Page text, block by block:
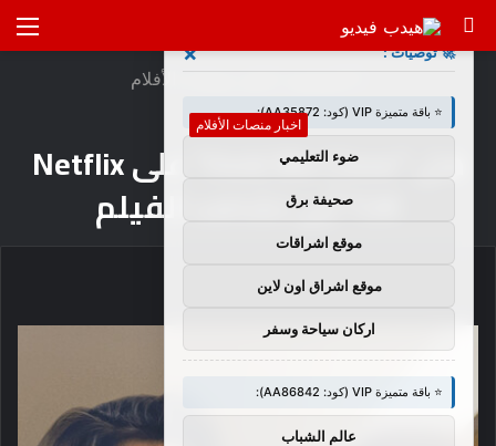
بحث
عن
الرئيسية/اخبار منصات الأفلام
اخبار منصات الأفلام
هل “Hold Me Close” على Netflix
🚀 توصيات : ×
⭐ باقة متميزة VIP (كود: AA35872):
ضوء التعليمي
صحيفة برق
موقع اشراقات
موقع اشراق اون لاين
اركان سياحة وسفر
⭐ باقة متميزة VIP (كود: AA86842):
عالم الشباب